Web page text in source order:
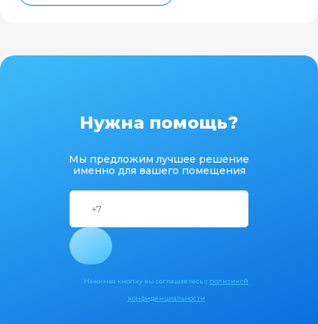
Нужна помощь?
Мы предложим лучшее решение
именно для вашего помещения
Нажимая кнопку вы соглашаетесь с политикой
конфиденциальности